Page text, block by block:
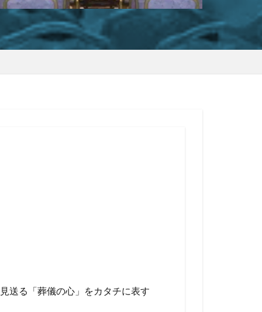
送る「葬儀の心」をカタチに表す